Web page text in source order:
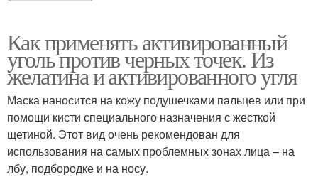
Как применять активированный
уголь против черных точек. Из
желатина и активированного угля
Маска наносится на кожу подушечками пальцев или при
помощи кисти специального назначения с жесткой
щетиной. Этот вид очень рекомендован для
использования на самых проблемных зонах лица – на
лбу, подбородке и на носу.